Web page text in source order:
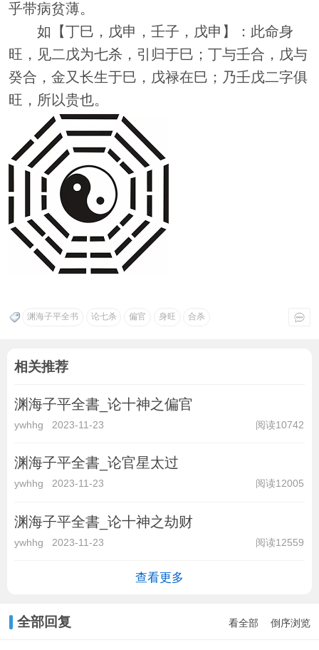
乎带病贫薄。
如【丁巳，戊申，壬子，戊申】：此命身
旺，见二戊为七杀，引归于巳；丁与壬合，戊与
癸合，金又长生于巳，戊禄在巳；乃壬戊二字俱
旺，所以贵也。
渊海子平全书 论七杀 偏官 身旺 合杀
相关推荐
渊海子平全書_论十神之偏官
ywhhg 2023-11-23 阅读10742
渊海子平全書_论官星太过
ywhhg 2023-11-23 阅读12005
渊海子平全書_论十神之劫财
ywhhg 2023-11-23 阅读12559
查看更多
全部回复 看全部 倒序浏览